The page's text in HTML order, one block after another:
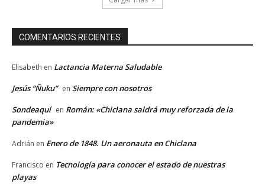
COMENTARIOS RECIENTES
Elisabeth en Lactancia Materna Saludable
Jesús “Ñuku” en Siempre con nosotros
Sondeaquí en Román: «Chiclana saldrá muy reforzada de la
pandemia»
Adrián en Enero de 1848. Un aeronauta en Chiclana
Francisco en Tecnología para conocer el estado de nuestras
playas